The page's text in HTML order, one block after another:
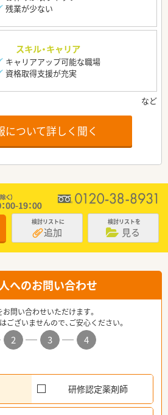
残業が少ない
スキル・キャリア
キャリアアップ可能な職場
資格取得支援が充実
について詳しく聞く
検討リストに
追加
検討リストを
見る
へのお問い合わせ
問い合わせいただけます。
ございませんので、ご安心ください。
2 3
4
研修認定薬剤師